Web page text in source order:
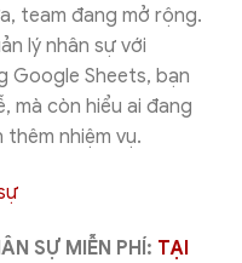
team đang mở rộng.
lý nhân sự với
Google Sheets, bạn
mà còn hiểu ai đang
nhiệm vụ.
SỰ MIỄN PHÍ: TẠI